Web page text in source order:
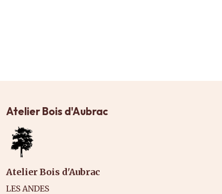
Atelier Bois d'Aubrac
Atelier Bois d'Aubrac
LES ANDES